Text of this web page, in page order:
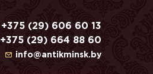
+375 (29) 606 60 13
+375 (29) 664 88 60
info@antikminsk.by